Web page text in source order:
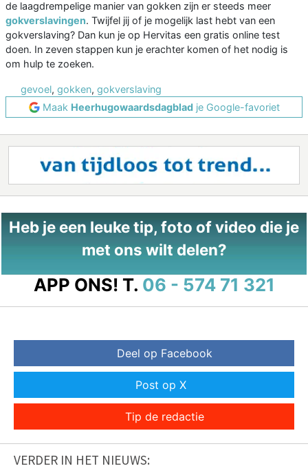
de laagdrempelige manier van gokken zijn er steeds meer
gokverslavingen. Twijfel jij of je mogelijk last hebt van een
gokverslaving? Dan kun je op Hervitas een gratis online test
doen. In zeven stappen kun je erachter komen of het nodig is
om hulp te zoeken.
gevoel, gokken, gokverslaving
Maak Heerhugowaardsdagbladje Google-favoriet
Heb je een leuke tip, foto of video die je
met ons wilt delen?
APP ONS! T. 06 - 574 71 321
Deel op Facebook
Post op X
Tip de redactie
VERDER IN HET NIEUWS: